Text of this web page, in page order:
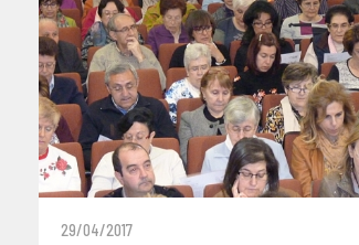
29/04/2017